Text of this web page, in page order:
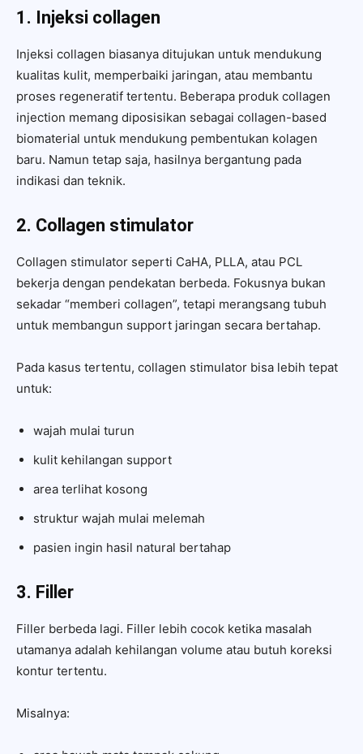
1. Injeksi collagen
Injeksi collagen biasanya ditujukan untuk mendukung
kualitas kulit, memperbaiki jaringan, atau membantu
proses regeneratif tertentu. Beberapa produk collagen
injection memang diposisikan sebagai collagen-based
biomaterial untuk mendukung pembentukan kolagen
baru. Namun tetap saja, hasilnya bergantung pada
indikasi dan teknik.
2. Collagen stimulator
Collagen stimulator seperti CaHA, PLLA, atau PCL
bekerja dengan pendekatan berbeda. Fokusnya bukan
sekadar “memberi collagen”, tetapi merangsang tubuh
untuk membangun support jaringan secara bertahap.
Pada kasus tertentu, collagen stimulator bisa lebih tepat
untuk:
wajah mulai turun
kulit kehilangan support
area terlihat kosong
struktur wajah mulai melemah
pasien ingin hasil natural bertahap
3. Filler
Filler berbeda lagi. Filler lebih cocok ketika masalah
utamanya adalah kehilangan volume atau butuh koreksi
kontur tertentu.
Misalnya: